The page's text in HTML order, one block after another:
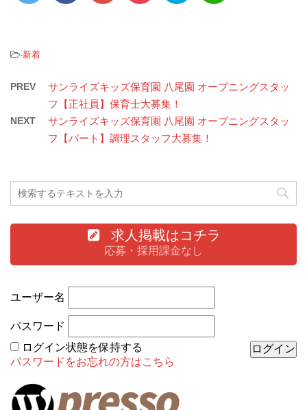
-新着
PREV
サンライズキッズ保育園 八尾園 オープニングスタッ
フ【正社員】保育士大募集！
NEXT
サンライズキッズ保育園 八尾園 オープニングスタッ
フ【パート】調理スタッフ大募集！
求人掲載はコチラ
応募・採用課金なし
ユーザー名
パスワード
ログイン状態を保持する
パスワードをお忘れの方はこちら